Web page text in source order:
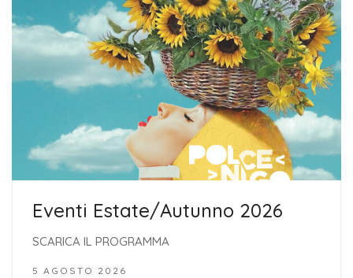
Eventi Estate/Autunno 2026
SCARICA IL PROGRAMMA
5 AGOSTO 2026